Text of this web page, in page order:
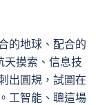
地球、配合的
天摸索、信息技
出圓規，試圖在
工智能、聰這場